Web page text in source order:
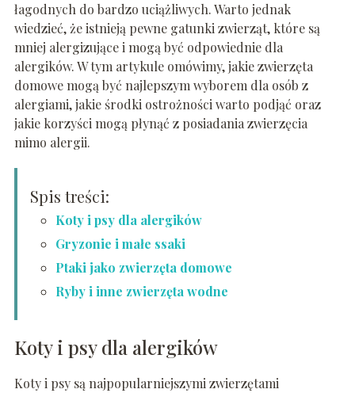
łagodnych do bardzo uciążliwych. Warto jednak
wiedzieć, że istnieją pewne gatunki zwierząt, które są
mniej alergizujące i mogą być odpowiednie dla
alergików. W tym artykule omówimy, jakie zwierzęta
domowe mogą być najlepszym wyborem dla osób z
alergiami, jakie środki ostrożności warto podjąć oraz
jakie korzyści mogą płynąć z posiadania zwierzęcia
mimo alergii.
Spis treści:
Koty i psy dla alergików
Gryzonie i małe ssaki
Ptaki jako zwierzęta domowe
Ryby i inne zwierzęta wodne
Koty i psy dla alergików
Koty i psy są najpopularniejszymi zwierzętami